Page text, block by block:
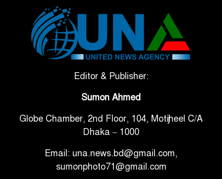
টানা ৩ ম্যাচে গোল ভিনির, ইতিহাস
বলছে বিশ্বকাপ জিতবে ব্রাজিল
সরকারি ৩শ কেজি বই বিক্রির
গাড়ি বিক্রির পর মালিকানা
পরিবর্তনে কঠোর নির্দেশনা
আ.লীগ ও বিএনপির বিরুদ্ধে
Editor & Publisher:
Sumon Ahmed
Globe Chamber, 2nd Floor, 104, Motijheel C/A
Dhaka – 1000
Email: una.news.bd@gmail.com,
sumonphoto71@gmail.com